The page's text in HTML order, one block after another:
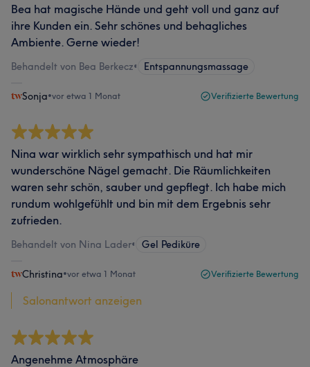
Bea hat magische Hände und geht voll und ganz auf
ihre Kunden ein. Sehr schönes und behagliches
Ambiente. Gerne wieder!
Behandelt von Bea Berkecz• Entspannungsmassage
Sonja•vor etwa 1 Monat Verifizierte Bewertung
Nina war wirklich sehr sympathisch und hat mir
wunderschöne Nägel gemacht. Die Räumlichkeiten
waren sehr schön, sauber und gepflegt. Ich habe mich
rundum wohlgefühlt und bin mit dem Ergebnis sehr
zufrieden.
Behandelt von Nina Lader• Gel Pediküre
Christina•vor etwa 1 Monat Verifizierte Bewertung
Salonantwort anzeigen
Angenehme Atmosphäre